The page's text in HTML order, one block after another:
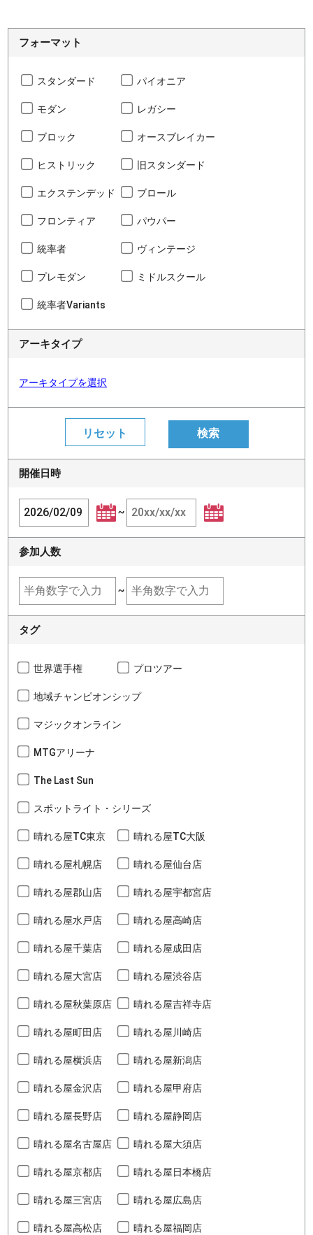
フォーマット
スタンダード パイオニア
モダン レガシー
ブロック オースブレイカー
ヒストリック 旧スタンダード
エクステンデッド ブロール
フロンティア パウパー
統率者 ヴィンテージ
プレモダン ミドルスクール
統率者Variants
アーキタイプ
アーキタイプを選択
開催日時
~
参加人数
~
タグ
世界選手権 プロツアー
地域チャンピオンシップ
マジックオンライン
MTGアリーナ
The Last Sun
スポットライト・シリーズ
晴れる屋TC東京 晴れる屋TC大阪
晴れる屋札幌店 晴れる屋仙台店
晴れる屋郡山店 晴れる屋宇都宮店
晴れる屋水戸店 晴れる屋高崎店
晴れる屋千葉店 晴れる屋成田店
晴れる屋大宮店 晴れる屋渋谷店
晴れる屋秋葉原店 晴れる屋吉祥寺店
晴れる屋町田店 晴れる屋川崎店
晴れる屋横浜店 晴れる屋新潟店
晴れる屋金沢店 晴れる屋甲府店
晴れる屋長野店 晴れる屋静岡店
晴れる屋名古屋店 晴れる屋大須店
晴れる屋京都店 晴れる屋日本橋店
晴れる屋三宮店 晴れる屋広島店
晴れる屋高松店 晴れる屋福岡店